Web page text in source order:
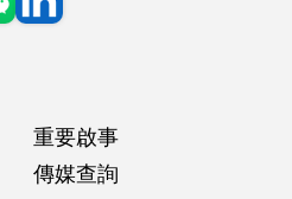
重要啟事
傳媒查詢